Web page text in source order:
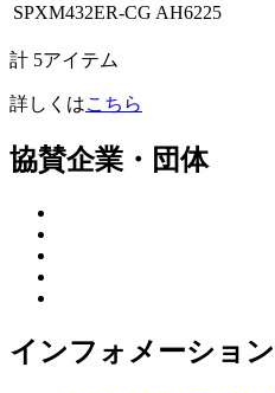
SPXM432ER-CG AH6225
計 5アイテム
詳しくはこちら
協賛企業・団体
インフォメーション